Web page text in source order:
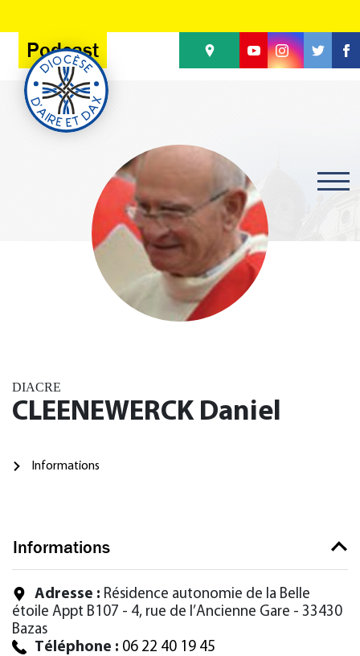
Podcast
DIACRE
CLEENEWERCK Daniel
Informations
Informations
Adresse : Résidence autonomie de la Belle
étoile Appt B107 - 4, rue de l’Ancienne Gare - 33430
Bazas
Téléphone : 06 22 40 19 45